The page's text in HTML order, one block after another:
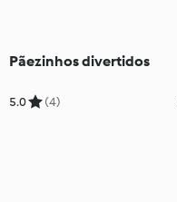
Pãezinhos divertidos
5.0 (4)